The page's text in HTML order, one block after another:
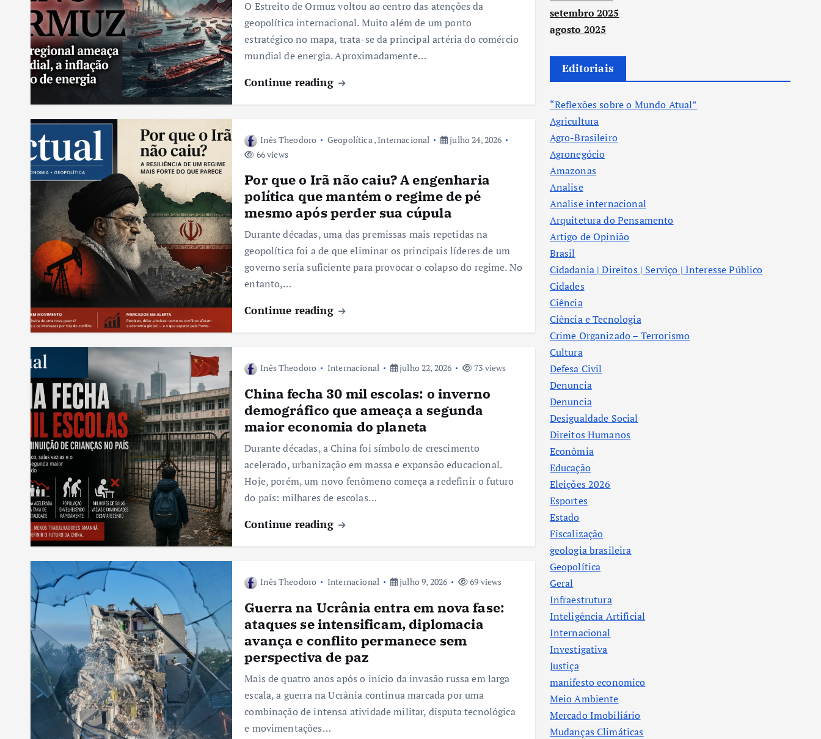
O Estreito de Ormuz voltou ao centro das atenções da
geopolítica internacional. Muito além de um ponto
estratégico no mapa, trata-se da principal artéria do comércio
mundial de energia. Aproximadamente…
Continue reading
Inês Theodoro Geopolítica,Internacional
julho 24, 2026
66 views
Por que o Irã não caiu? A engenharia
política que mantém o regime de pé
mesmo após perder sua cúpula
Durante décadas, uma das premissas mais repetidas na
geopolítica foi a de que eliminar os principais líderes de um
governo seria suficiente para provocar o colapso do regime. No
entanto,…
Continue reading
Inês Theodoro Internacional julho 22, 2026 73 views
China fecha 30 mil escolas: o inverno
demográfico que ameaça a segunda
maior economia do planeta
Durante décadas, a China foi símbolo de crescimento
acelerado, urbanização em massa e expansão educacional.
Hoje, porém, um novo fenômeno começa a redefinir o futuro
do país: milhares de escolas…
Continue reading
Inês Theodoro Internacional julho 9, 2026 69 views
Guerra na Ucrânia entra em nova fase:
ataques se intensificam, diplomacia
avança e conflito permanece sem
perspectiva de paz
Mais de quatro anos após o início da invasão russa em larga
escala, a guerra na Ucrânia continua marcada por uma
combinação de intensa atividade militar, disputa tecnológica
e movimentações…
setembro 2025
agosto 2025
Editoriais
“Reflexões sobre o Mundo Atual”
Agricultura
Agro-Brasileiro
Agronegócio
Amazonas
Analise
Analise internacional
Arquitetura do Pensamento
Artigo de Opinião
Brasil
Cidadania | Direitos | Serviço | Interesse Público
Cidades
Ciência
Ciência e Tecnologia
Crime Organizado – Terrorismo
Cultura
Defesa Civil
Denuncia
Denuncia
Desigualdade Social
Direitos Humanos
Econômia
Educação
Eleições 2026
Esportes
Estado
Fiscalização
geologia brasileira
Geopolítica
Geral
Infraestrutura
Inteligência Artificial
Internacional
Investigativa
Justiça
manifesto economico
Meio Ambiente
Mercado Imobiliário
Mudanças Climáticas